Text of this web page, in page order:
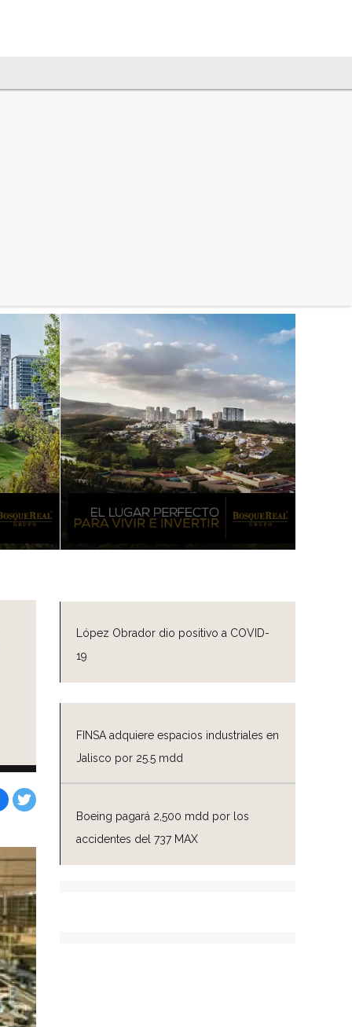
López Obrador dio positivo a COVID-
19
FINSA adquiere espacios industriales en
Jalisco por 25.5 mdd
Boeing pagará 2,500 mdd por los
accidentes del 737 MAX